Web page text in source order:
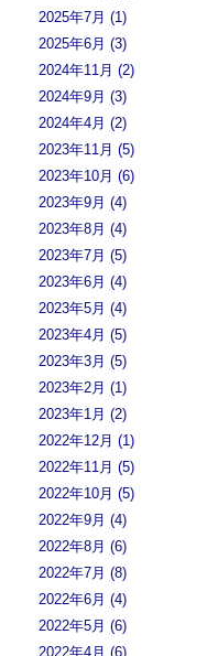
2025年7月 (1)
2025年6月 (3)
2024年11月 (2)
2024年9月 (3)
2024年4月 (2)
2023年11月 (5)
2023年10月 (6)
2023年9月 (4)
2023年8月 (4)
2023年7月 (5)
2023年6月 (4)
2023年5月 (4)
2023年4月 (5)
2023年3月 (5)
2023年2月 (1)
2023年1月 (2)
2022年12月 (1)
2022年11月 (5)
2022年10月 (5)
2022年9月 (4)
2022年8月 (6)
2022年7月 (8)
2022年6月 (4)
2022年5月 (6)
2022年4月 (6)